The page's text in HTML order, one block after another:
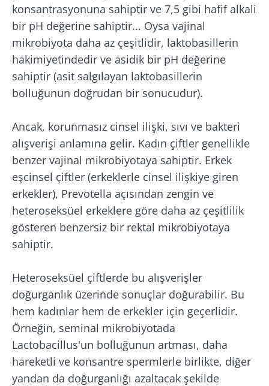
konsantrasyonuna sahiptir ve 7,5 gibi hafif alkali
bir pH değerine sahiptir... Oysa vajinal
mikrobiyota daha az çeşitlidir, laktobasillerin
hakimiyetindedir ve asidik bir pH değerine
sahiptir (asit salgılayan laktobasillerin
bolluğunun doğrudan bir sonucudur).
Ancak, korunmasız cinsel ilişki, sıvı ve bakteri
alışverişi anlamına gelir. Kadın çiftler genellikle
benzer vajinal mikrobiyotaya sahiptir. Erkek
eşcinsel çiftler (erkeklerle cinsel ilişkiye giren
erkekler), Prevotella açısından zengin ve
heteroseksüel erkeklere göre daha az çeşitlilik
gösteren benzersiz bir rektal mikrobiyotaya
sahiptir.
Heteroseksüel çiftlerde bu alışverişler
doğurganlık üzerinde sonuçlar doğurabilir. Bu
hem kadınlar hem de erkekler için geçerlidir.
Örneğin, seminal mikrobiyotada
Lactobacillus'un bolluğunun artması, daha
hareketli ve konsantre spermlerle birlikte, diğer
yandan da doğurganlığı azaltacak şekilde